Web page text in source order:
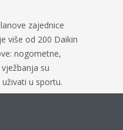
zajednice
više od 200 Daikin
nogometne,
su
u sportu.